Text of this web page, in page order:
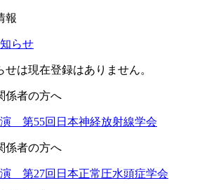
報
らせ
は現在登録はありません。
係者の方へ
第55回日本神経放射線学会
係者の方へ
第27回日本正常圧水頭症学会